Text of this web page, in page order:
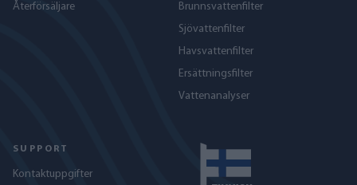
Återförsäljare
Brunnsvattenfilter
Sjövattenfilter
Havs­vattenfilter
Ersättningsfilter
Vattenanalyser
SUPPORT
Kontaktuppgifter